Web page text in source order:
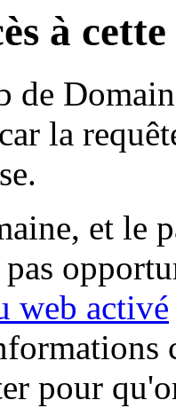
à
de
la
et le
web activé
pour